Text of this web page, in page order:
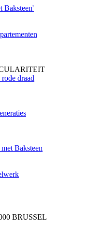
Baksteen'
draad
Baksteen
BRUSSEL